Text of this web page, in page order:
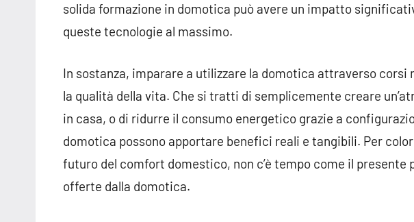
solida formazione in domotica può avere un impatto
queste tecnologie al massimo.
In sostanza, imparare a utilizzare la domotica attraverso
la qualità della vita. Che si tratti di semplicemente creare
in casa, o di ridurre il consumo energetico grazie a
domotica possono apportare benefici reali e tangibili. Per
futuro del comfort domestico, non c’è tempo come il presente
offerte dalla domotica.